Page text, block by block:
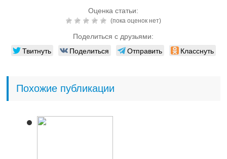
Оценка статьи:
(пока оценок нет)
Поделиться с друзьями:
Твитнуть Поделиться Отправить Класснуть
Похожие публикации